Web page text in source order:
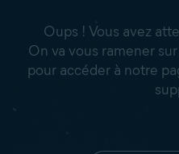
Oups ! Vous avez
On va vous ramener
pour accéder à notre